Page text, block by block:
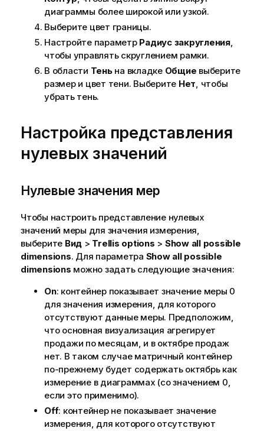
диаграммы более широкой или узкой.
Выберите цвет границы.
Настройте параметр Радиус закругления,
чтобы управлять скруглением рамки.
В области Теньна вкладке Общие выберите
размер и цвет тени. Выберите Нет, чтобы
убрать тень.
Настройка представления
нулевых значений
Нулевые значения мер
Чтобы настроить представление нулевых
значений меры для значения измерения,
выберите Вид > Trellis options > Show all possible
dimensions. Для параметра Show all possible
dimensions можно задать следующие значения:
On: контейнер показывает значение меры 0
для значения измерения, для которого
отсутствуют данные меры. Предположим,
что основная визуализация агрегирует
продажи по месяцам, и в октябре продаж
нет. В таком случае матричный контейнер
по-прежнему будет содержать октябрь как
измерение в диаграммах (со значением 0,
если это применимо).
Off: контейнер не показывает значение
измерения, для которого отсутствуют